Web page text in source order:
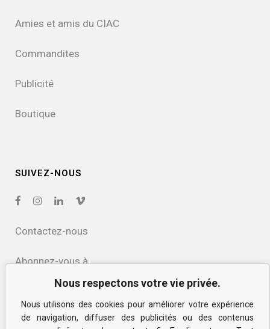
Nous respectons votre vie privée.
Nous utilisons des cookies pour améliorer votre expérience
de navigation, diffuser des publicités ou des contenus
Amies et amis du CIAC
Commandites
Publicité
Boutique
SUIVEZ-NOUS
Contactez-nous
Abonnez-vous à
Politique de confidentialité
et des cookies